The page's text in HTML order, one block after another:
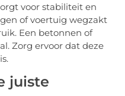
voor stabiliteit en
of voertuig wegzakt
Een betonnen of
Zorg ervoor dat deze
juiste